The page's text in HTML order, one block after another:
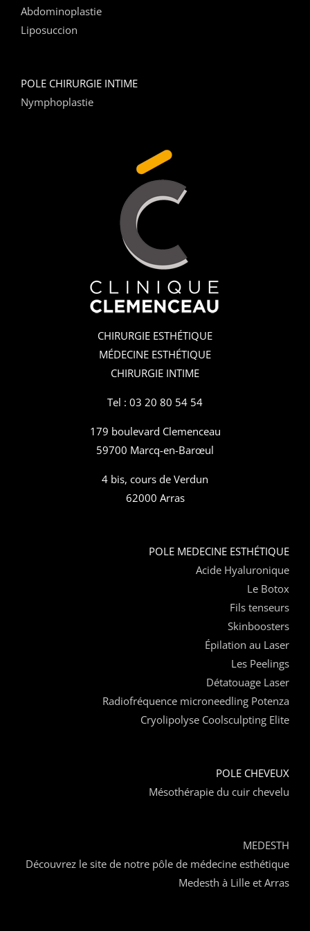
Abdominoplastie
Liposuccion
POLE CHIRURGIE INTIME
Nymphoplastie
CHIRURGIE ESTHÉTIQUE
MÉDECINE ESTHÉTIQUE
CHIRURGIE INTIME
Tel : 03 20 80 54 54
179 boulevard Clemenceau
59700 Marcq-en-Barœul
4 bis, cours de Verdun
62000 Arras
POLE MEDECINE ESTHÉTIQUE
Acide Hyaluronique
Le Botox
Fils tenseurs
Skinboosters
Épilation au Laser
Les Peelings
Détatouage Laser
Radiofréquence microneedling Potenza
Cryolipolyse Coolsculpting Elite
POLE CHEVEUX
Mésothérapie du cuir chevelu
MEDESTH
Découvrez le site de notre pôle de médecine esthétique
Medesth à Lille et Arras